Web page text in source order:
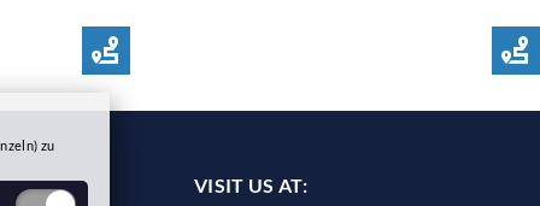
VISIT US AT:
zu